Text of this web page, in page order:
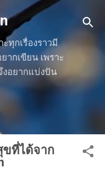
ทุกเรื่องราวมี
ากเขียน เพราะ
งอยากแบ่งปัน
ขที่ได้จาก